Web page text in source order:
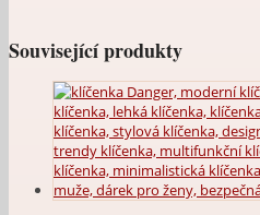
Související produkty